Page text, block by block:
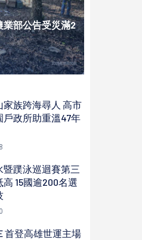
業部公告受災滿2
家族跨海尋人 高市
戶政所助重溫47年
蹼泳巡迴賽第三
15國逾200名選
首登高雄世運主場